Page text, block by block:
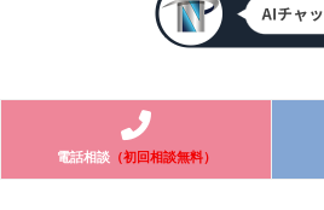
電話相談（初回相談無料）